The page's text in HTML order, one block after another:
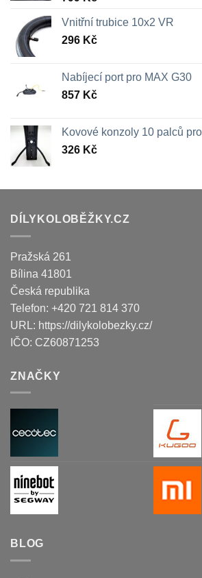
Vnitřní trubice 10x2 VR
296 Kč
Nabíjecí port pro MAX G30
857 Kč
Kovové konzoly 10 palců
326 Kč
DÍLYKOLOBĚŽKY.CZ
Pražská 261
Bílina 41801
Česká republika
Telefon: +420 721 814 370
URL: https://dilykolobezky.cz/
IČO: CZ60871253
ZNAČKY
BLOG